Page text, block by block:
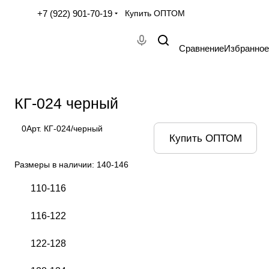
+7 (922) 901-70-19
Купить ОПТОМ
СравнениеИзбранное
КГ-024 черный
0Арт. КГ-024/черный
Размеры в наличии: 140-146
110-116
116-122
122-128
Купить ОПТОМ